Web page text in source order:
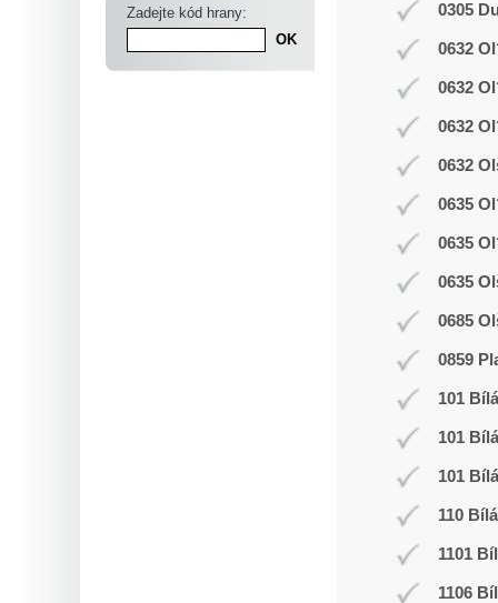
Zadejte kód hrany: 0305
0632
0632
0632
0632
0635
0635
0635
0685
0859
101
101
101
110
1101
1106